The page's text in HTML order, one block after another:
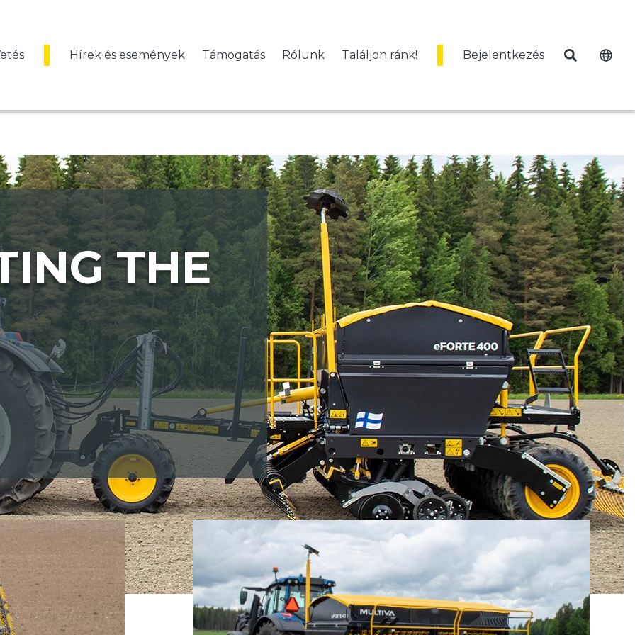
Hírek és események Támogatás Rólunk Találjon ránk! Bejelentkezés
THE